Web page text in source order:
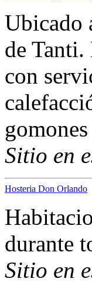
Ubicado
de
con
Sitio en
Hosteria Don Orlando
durante
Sitio en